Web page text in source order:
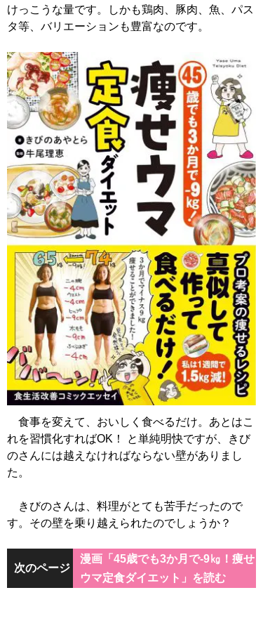
けっこうな量です。しかも鶏肉、豚肉、魚、パス
タ等、バリエーションも豊富なのです。
食事を変えて、おいしく食べるだけ。あとはこ
れを習慣化すればOK！ と単純明快ですが、きび
のさんには越えなければならない壁がありまし
た。
きびのさんは、料理がとても苦手だったので
す。その壁を乗り越えられたのでしょうか？
次のページ
漫画「45歳でも3か月で-9㎏！痩せ
ウマ定食ダイエット」を読む